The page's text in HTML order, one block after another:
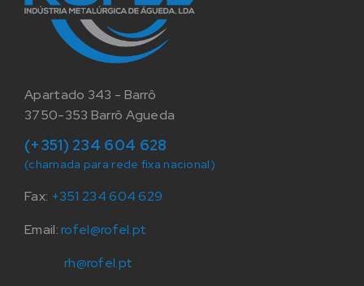
Apartado 343 - Barrô
3750-353 Barrô Agueda
(+351) 234 604 628
(chamada para rede fixa nacional)
Fax: +351 234 604 629
Email:rofel@rofel.pt
rh@rofel.pt